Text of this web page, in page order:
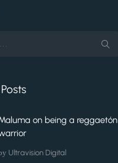
on being a reggaetón
Ultravision Digital